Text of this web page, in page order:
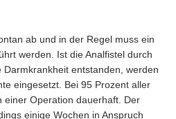
ab und in der Regel muss ein
werden. Ist die Analfistel durch
entstanden, werden
eingesetzt. Bei 95 Prozent aller
einer Operation dauerhaft. Der
einige Wochen in Anspruch